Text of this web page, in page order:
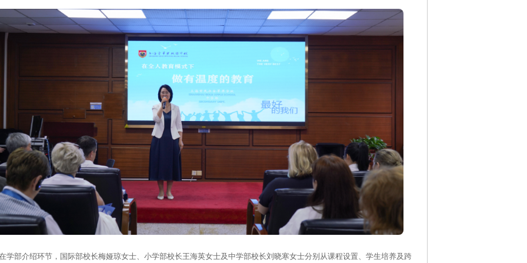
部介绍环节，国际部校长梅娅琼女士、小学部校长王海英女士及中学部校长刘晓寒女士分别从课程设置、学生培养及跨